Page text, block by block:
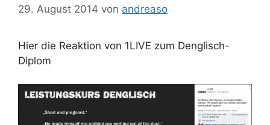
29. August 2014 von andreaso
Hier die Reaktion von 1LIVE zum Denglisch-
Diplom